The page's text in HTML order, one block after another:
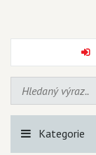
Kategorie